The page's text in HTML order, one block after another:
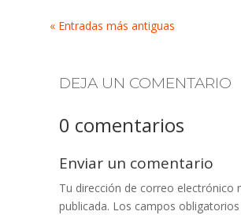
« Entradas más antiguas
DEJA UN COMENTARIO
0 comentarios
Enviar un comentario
Tu dirección de correo electrónico
publicada. Los campos